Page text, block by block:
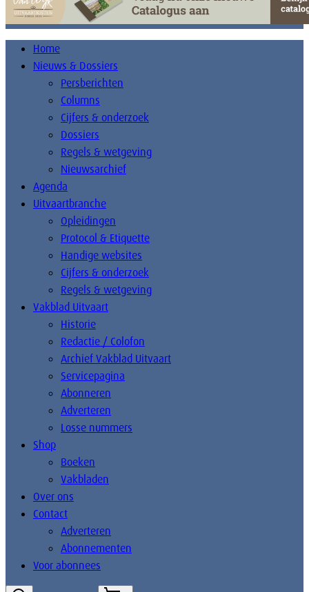
Home
Nieuws & Dossiers
Persberichten
Columns
Cijfers & onderzoek
Dossiers
Regels & wetgeving
Nieuwsarchief
Agenda
Uitvaartbranche
Opleidingen
Protocol & Etiquette
Handige websites
Cijfers & onderzoek
Regels & wetgeving
Vakblad Uitvaart
Historie
Redactie / Colofon
Archief Vakblad Uitvaart
Servicepagina
Abonneren
Adverteren
Losse nummers
Shop
Boeken
Vakbladen
Over ons
Contact
Adverteren
Abonnementen
Voor abonnees